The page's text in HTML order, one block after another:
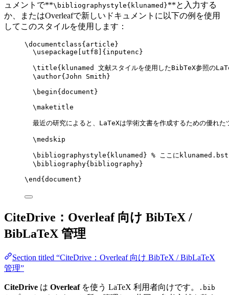
ュメントで**\bibliographystyle{klunamed}**と入力する
か、またはOverleafで新しいドキュメントに以下の例を使用
してこのスタイルを使用します：
\documentclass{ article }
\usepackage
utf8 ]{ inputenc }
\title{klunamed 文献スタイルを使用したBibTeX参照の
\author{John Smith}
\begin{ document }
\maketitle
最近の研究によると、LaTeXは学術文書を作成するための優れ
\medskip
\bibliographystyle{klunamed} % ここにklunamed.bst
\bibliography{bibliography}
\end { document }
CiteDrive：Overleaf 向け BibTeX /
BibLaTeX 管理
Section titled “CiteDrive：Overleaf 向け BibTeX / BibLaTeX
管理”
CiteDrive は Overleafを使う LaTeX 利用者向けです。 .bib